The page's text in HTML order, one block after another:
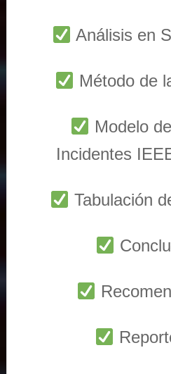
Análisis en
Método de
Modelo
Incidentes
Tabulación